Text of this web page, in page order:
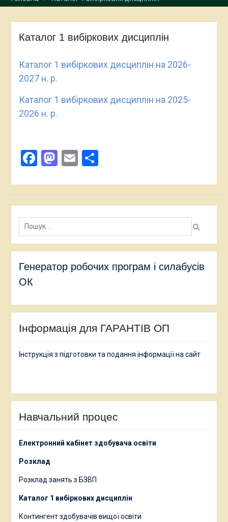
Прикарпатському
Стефаника з 23 жовтня по
Відкрита зустріч з
експертами з акредитації
освітньої програми
відносини”
Каталог 1 вибіркових дисциплін
Каталог 1 вибіркових дисциплін на 2026-
2027 н. р.
Каталог 1 вибіркових дисциплін на 2025-
2026 н. р.
Facebook
Mastodon
EmailПоділитися
Пошук:
Генератор робочих програм і силабусів
ОК
Інформація для ГАРАНТІВ ОП
Інструкція з підготовки та подання інформації на сайт
Навчальний процес
Електронний кабінет здобувача освіти
Розклад
Розклад занять з БЗВП
Каталог 1 вибіркових дисциплін
Контингент здобувачів вищої освіти